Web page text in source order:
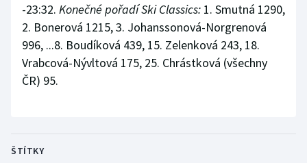
Vodní slalom
Volejbal
Ostatní
-23:32. Konečné pořadí Ski Classics: 1. Smutná 1290,
2. Bonerová 1215, 3. Johanssonová-Norgrenová
996, ...8. Boudíková 439, 15. Zelenková 243, 18.
Vrabcová-Nývltová 175, 25. Chrástková (všechny
ČR) 95.
ŠTÍTKY